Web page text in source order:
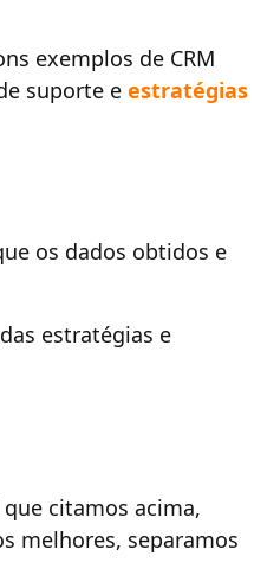
exemplos de CRM
suporte eestratégias
os dados obtidos e
estratégias e
citamos acima,
melhores, separamos